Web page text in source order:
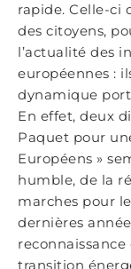
rapide. Celle-ci
des citoyens,
l’actualité des
européennes :
dynamique
En effet, deux
Paquet pour
Européens »
humble, de la
marches pour
dernières
transition